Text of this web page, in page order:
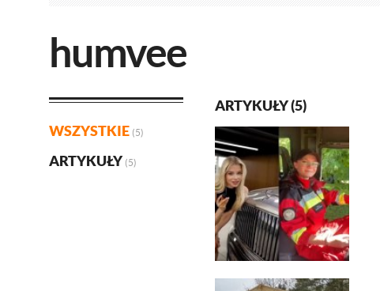
humvee
WSZYSTKIE (5)
ARTYKUŁY (5)
ARTYKUŁY (5)